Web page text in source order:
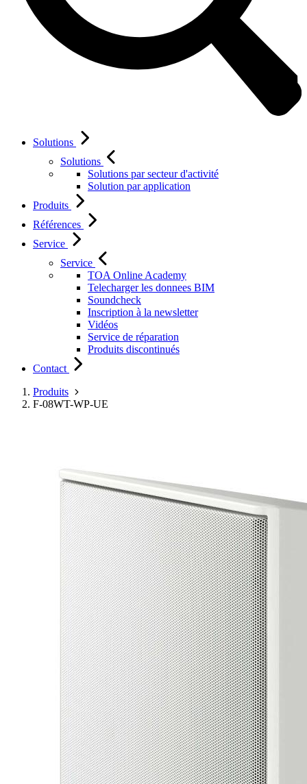
Solutions
Solutions
Solutions par secteur d'activité
Solution par application
Produits
Références
Service
Service
TOA Online Academy
Telecharger les donnees BIM
Soundcheck
Inscription à la newsletter
Vidéos
Service de réparation
Produits discontinués
Contact
Produits
F-08WT-WP-UE